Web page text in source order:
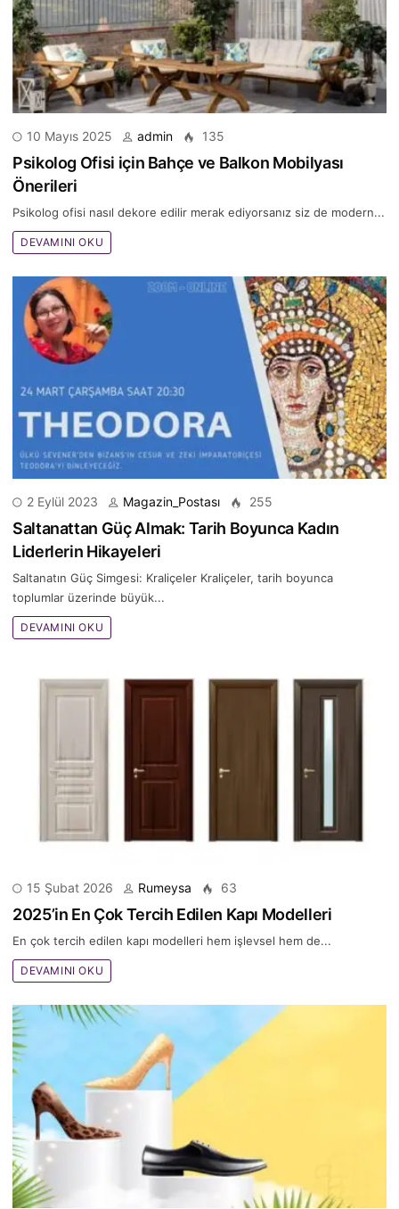
10 Mayıs 2025 admin 135
Psikolog Ofisi için Bahçe ve Balkon Mobilyası
Önerileri
Psikolog ofisi nasıl dekore edilir merak ediyorsanız siz de modern...
DEVAMINI OKU
2 Eylül 2023 Magazin_Postası 255
Saltanattan Güç Almak: Tarih Boyunca Kadın
Liderlerin Hikayeleri
Saltanatın Güç Simgesi: Kraliçeler Kraliçeler, tarih boyunca
toplumlar üzerinde büyük...
DEVAMINI OKU
15 Şubat 2026 Rumeysa 63
2025’in En Çok Tercih Edilen Kapı Modelleri
En çok tercih edilen kapı modelleri hem işlevsel hem de...
DEVAMINI OKU